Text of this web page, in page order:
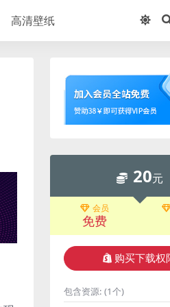
高清壁纸
20元
会员
免费
购买下载权
包含资源: (1个)